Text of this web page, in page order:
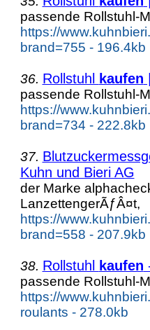
passende Rollstuhl-
https://
brand=755 - 196.4kb
36. Rollstuhl kaufen
passende Rollstuhl-
https://
brand=734 - 222.8kb
37.
Kuhn und Bieri AG
der Marke
LanzettengerÃƒÂ¤t,
https://
brand=558 - 207.9kb
38. Rollstuhl kaufen
passende Rollstuhl-
https://
roulants - 278.0kb